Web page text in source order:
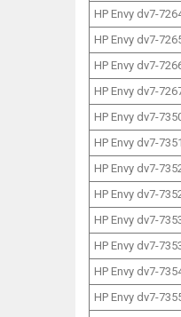
HP Envy dv7-
HP Envy dv7-
HP Envy dv7-
HP Envy dv7-
HP Envy dv7-
HP Envy dv7-
HP Envy dv7-
HP Envy dv7-
HP Envy dv7-
HP Envy dv7-
HP Envy dv7-
HP Envy dv7-